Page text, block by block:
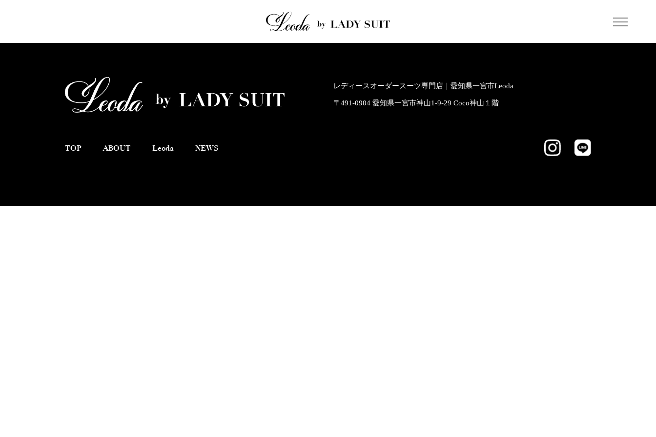
レディースオーダースーツ専門店｜愛知県一宮市Leoda
〒491-0904 愛知県一宮市神山1-9-29 Coco神山１階
TOP ABOUT Leoda NEWS